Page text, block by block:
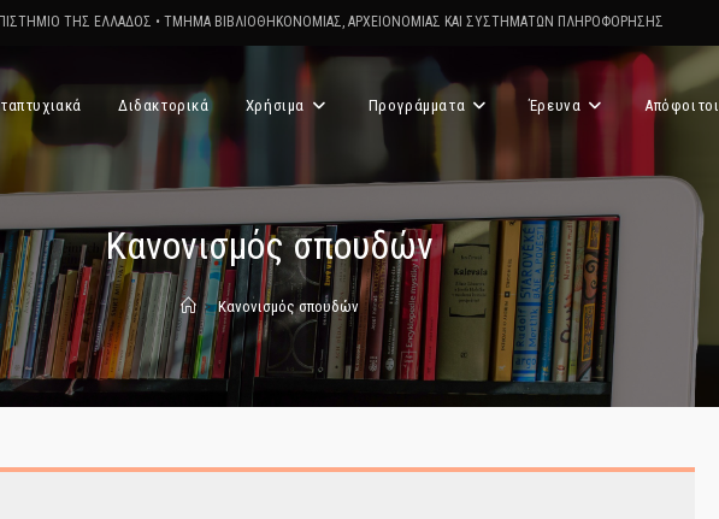
ΤΗΣ ΕΛΛΑΔΟΣ • ΤΜΗΜΑ ΒΙΒΛΙΟΘΗΚΟΝΟΜΙΑΣ, ΑΡΧΕΙΟΝΟΜΙΑΣ ΚΑΙ ΣΥΣΤΗΜΑΤΩΝ ΠΛΗΡΟΦΟΡΗΣΗΣ
Διδακτορικά Χρήσιμα Προγράμματα Έρευνα Απόφοιτοι
Κανονισμός σπουδών
> Κανονισμός σπουδών